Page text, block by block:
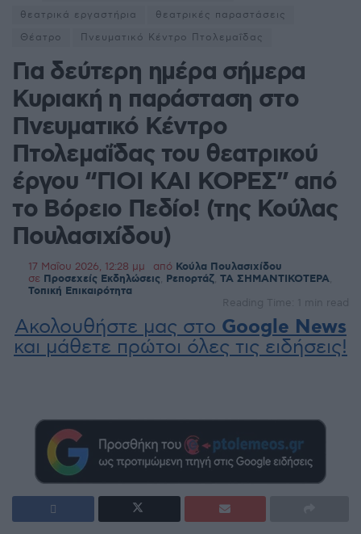
θεατρικά εργαστήρια
θεατρικές παραστάσεις
Θέατρο
Πνευματικό Κέντρο Πτολεμαΐδας
Για δεύτερη ημέρα σήμερα
Κυριακή η παράσταση στο
Πνευματικό Κέντρο
Πτολεμαΐδας του θεατρικού
έργου “ΓΙΟΙ ΚΑΙ ΚΟΡΕΣ” από
το Βόρειο Πεδίο! (της Κούλας
Πουλασιχίδου)
17 Μαΐου 2026, 12:28 μμ από Κούλα Πουλασιχίδου
σε Προσεχείς Εκδηλώσεις Ρεπορτάζ ΤΑ ΣΗΜΑΝΤΙΚΟΤΕΡΑ
Τοπική Επικαιρότητα
Reading Time: 1 min read
Ακολουθήστε μας στο Google News
και μάθετε πρώτοι όλες τις ειδήσεις!